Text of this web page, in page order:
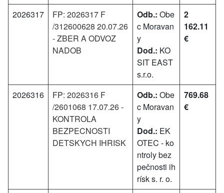
2026317
FP: 2026317 F
/312600628 20.07.26
- ZBER A ODVOZ
NADOB
Odb.: Obe
c Moravan
y
Dod.: KO
SIT EAST
s.r.o.
2
162.11
€
2026316
FP: 2026316 F
/2601068 17.07.26 -
KONTROLA
BEZPECNOSTI
DETSKYCH IHRISK
Odb.: Obe
c Moravan
y
Dod.: EK
OTEC - ko
ntroly bez
pečnosti ih
rísk s. r. o.
769.68
€